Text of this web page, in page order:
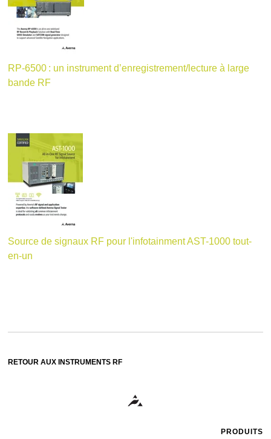
RP-6500 : un instrument d’enregistrement/lecture à large
bande RF
Source de signaux RF pour l'infotainment AST-1000 tout-
en-un
RETOUR AUX INSTRUMENTS RF
PRODUITS